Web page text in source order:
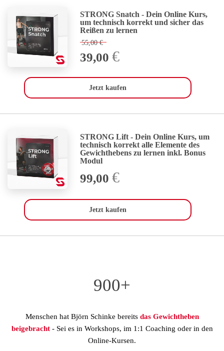
STRONG Snatch - Dein Online Kurs,
um technisch korrekt und sicher das
Reißen zu lernen
55,00 €
39,00 €
Jetzt kaufen
STRONG Lift - Dein Online Kurs, um
technisch korrekt alle Elemente des
Gewichthebens zu lernen inkl. Bonus
Modul
99,00 €
Jetzt kaufen
900+
Menschen hat Björn Schinke bereits das Gewichtheben
beigebracht- Sei es in Workshops, im 1:1 Coaching oder in den
Online-Kursen.